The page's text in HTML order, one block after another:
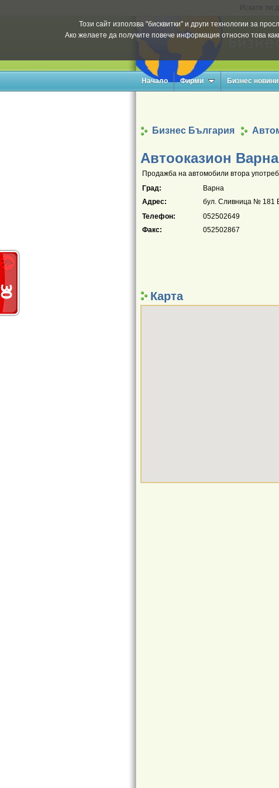
Искате ли
Този сайт използва "бисквитки" и други технологии за
Ако желаете да получите повече информация относно това
Начало Фирми Бизнес новини
Бизнес България
Автооказион
Продажба на автомобили втора
Град:
Варна
Адрес:
бул. Сливница № 181
Телефон:
052502649
Факс:
052502867
Карта